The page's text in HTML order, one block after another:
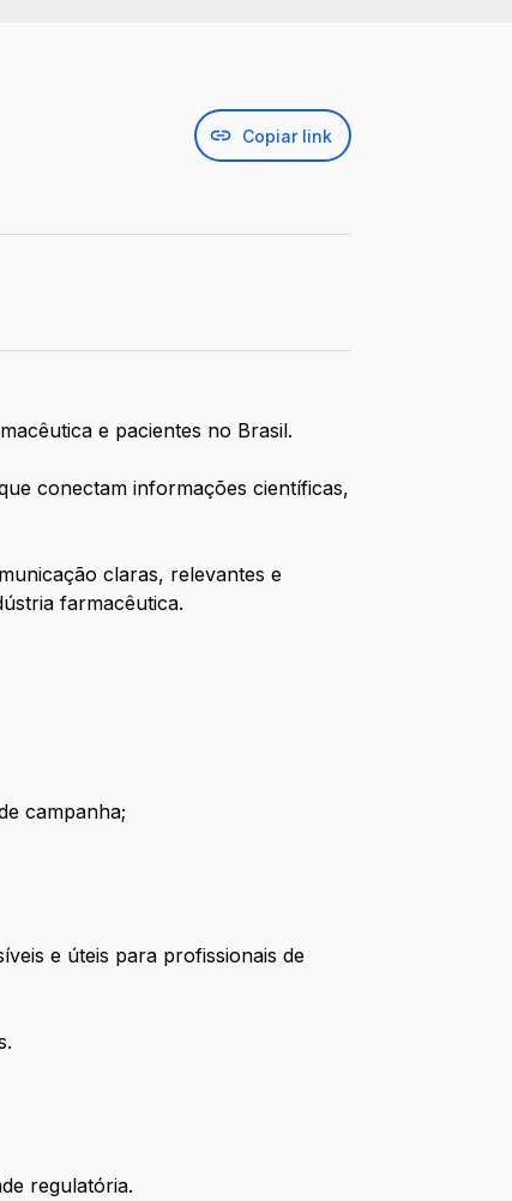
Copiar link
e pacientes no Brasil.
conectam informações científicas,
claras, relevantes e
farmacêutica.
campanha;
e úteis para profissionais de
regulatória.